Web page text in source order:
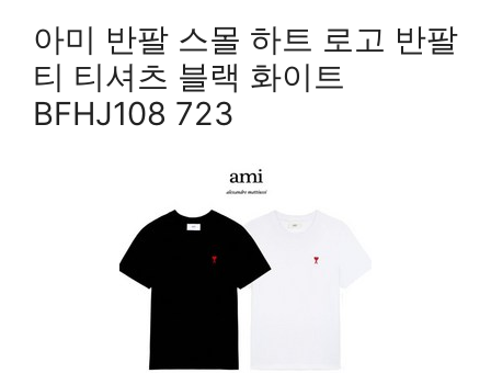
아미 반팔 스몰 하트 로고 반팔
티 티셔츠 블랙 화이트
BFHJ108 723